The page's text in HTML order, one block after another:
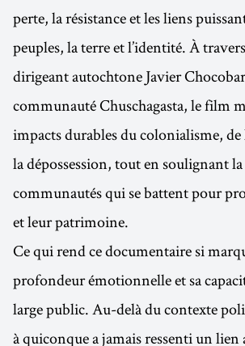
perte, la résistance et les liens
peuples, la terre et l’identité. À
dirigeant autochtone Javier
communauté Chuschagasta, le film
impacts durables du colonialisme,
la dépossession, tout en soulignant
communautés qui se battent pour
et leur patrimoine.
Ce qui rend ce documentaire si
profondeur émotionnelle et sa
large public. Au-delà du contexte
à quiconque a jamais ressenti un lien